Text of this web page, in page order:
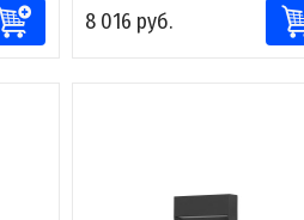
8 016 руб.